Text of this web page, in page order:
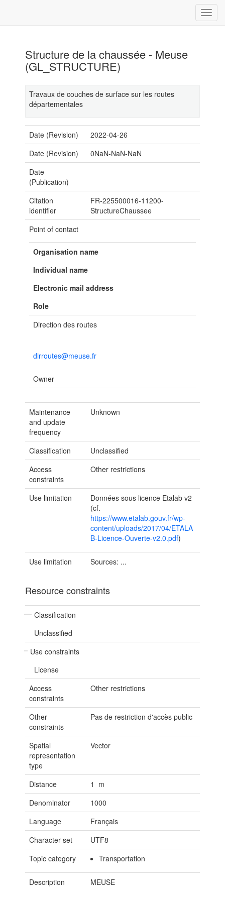
Structure de la chaussée - Meuse
(GL_STRUCTURE)
Travaux de couches de surface sur les routes
départementales
Date (Revision)
2022-04-26
Date (Revision)
0NaN-NaN-NaN
Date
(Publication)
Citation
identifier
FR-225500016-11200-
StructureChaussee
Point of contact
Organisation name
Individual name
Electronic mail address
Role
Direction des routes
dirroutes@meuse.fr
Owner
Maintenance
and update
frequency
Unknown
Classification
Unclassified
Access
constraints
Other restrictions
Use limitation
Données sous licence Etalab v2
(cf.
https://www.etalab.gouv.fr/wp-
content/uploads/2017/04/ETALA
B-Licence-Ouverte-v2.0.pdf)
Use limitation Sources: ...
Resource constraints
Classification
Unclassified
Use constraints
License
Access
constraints
Other restrictions
Other
constraints
Pas de restriction d'accès public
Spatial
representation
type
Vector
Distance
1 m
Denominator
1000
Language
Français
Character set
UTF8
Topic category
Transportation
Description MEUSE